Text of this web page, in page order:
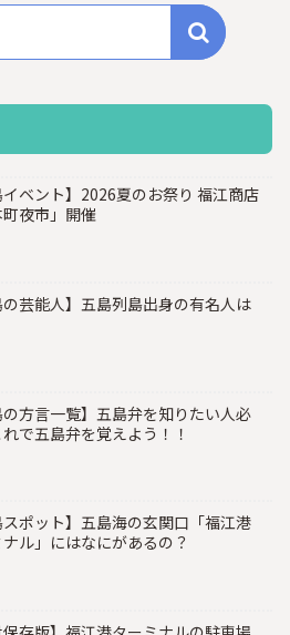
イベント】2026夏のお祭り 福江商店
夜市」開催
の芸能人】五島列島出身の有名人は
の方言一覧】五島弁を知りたい人必
れで五島弁を覚えよう！！
スポット】五島海の玄関口「福江港
ル」にはなにがあるの？